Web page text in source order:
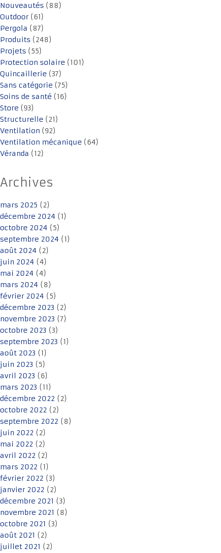
Nouveautés (88)
Outdoor (61)
Pergola (87)
Produits (248)
Projets (55)
Protection solaire (101)
Quincaillerie (37)
Sans catégorie (75)
Soins de santé (16)
Store (93)
Structurelle (21)
Ventilation (92)
Ventilation mécanique (64)
Véranda (12)
Archives
mars 2025 (2)
décembre 2024 (1)
octobre 2024 (5)
septembre 2024 (1)
août 2024 (2)
juin 2024 (4)
mai 2024 (4)
mars 2024 (8)
février 2024 (5)
décembre 2023 (2)
novembre 2023 (7)
octobre 2023 (3)
septembre 2023 (1)
août 2023 (1)
juin 2023 (5)
avril 2023 (6)
mars 2023 (11)
décembre 2022 (2)
octobre 2022 (2)
septembre 2022 (8)
juin 2022 (2)
mai 2022 (2)
avril 2022 (2)
mars 2022 (1)
février 2022 (3)
janvier 2022 (2)
décembre 2021 (3)
novembre 2021 (8)
octobre 2021 (3)
août 2021 (2)
juillet 2021 (2)